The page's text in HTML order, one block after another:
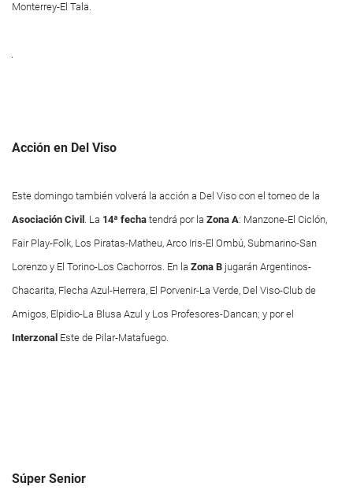
Monterrey-El Tala.
Acción en Del Viso
Este domingo también volverá la acción a Del Viso con el torneo de la
Asociación Civil . La 14ª fecha tendrá por la Zona A: Manzone-El Ciclón,
Fair Play-Folk, Los Piratas-Matheu, Arco Iris-El Ombú, Submarino-San
Lorenzo y El Torino-Los Cachorros. En la Zona B jugarán Argentinos-
Chacarita, Flecha Azul-Herrera, El Porvenir-La Verde, Del Viso-Club de
Amigos, Elpidio-La Blusa Azul y Los Profesores-Dancan; y por el
Interzonal Este de Pilar-Matafuego.
Súper Senior